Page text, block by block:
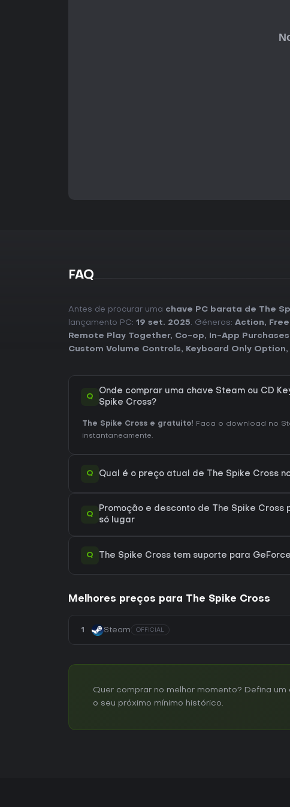
FAQ
Antes de procurar uma chave PC barata de The
lançamento PC: 19 set. 2025. Géneros: Action,
Remote Play Together, Co-op, In-App Purchases
Custom Volume Controls, Keyboard Only Option,
Q
Onde comprar uma chave Steam ou CD
Spike Cross?
The Spike Cross e gratuito! Faca o download no
instantaneamente.
Q Qual é o preço atual de The Spike Cross
Q
Promoção e desconto de The Spike Cross
só lugar
Q The Spike Cross tem suporte para
Melhores preços para The Spike Cross
1 Steam OFFICIAL
Quer comprar no melhor momento? Defina
o seu próximo mínimo histórico.